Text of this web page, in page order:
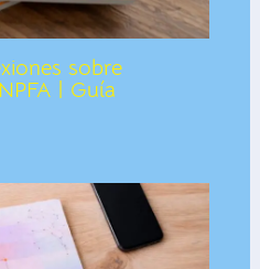
sobre
| Guía